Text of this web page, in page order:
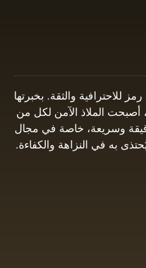
للاحترافية والثقة. بخبرتها
أصبحت الملاذ الآمن لكل من
وسريعة، خاصة في مجال
به في النزاهة والكفاءة.